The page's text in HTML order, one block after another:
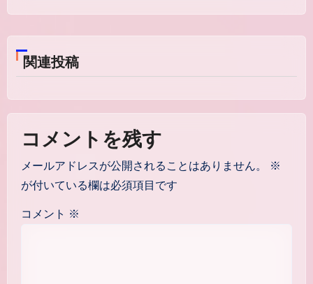
ナ
ビ
ゲ
ー
シ
ョ
ン
関連投稿
コメントを残す
メールアドレスが公開されることはありません。
※
が付いている欄は必須項目です
コメント ※